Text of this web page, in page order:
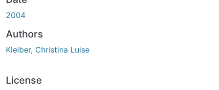
2004
Authors
Kleiber, Christina Luise
License